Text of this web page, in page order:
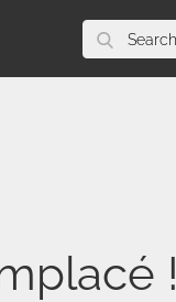
Search
for:
!